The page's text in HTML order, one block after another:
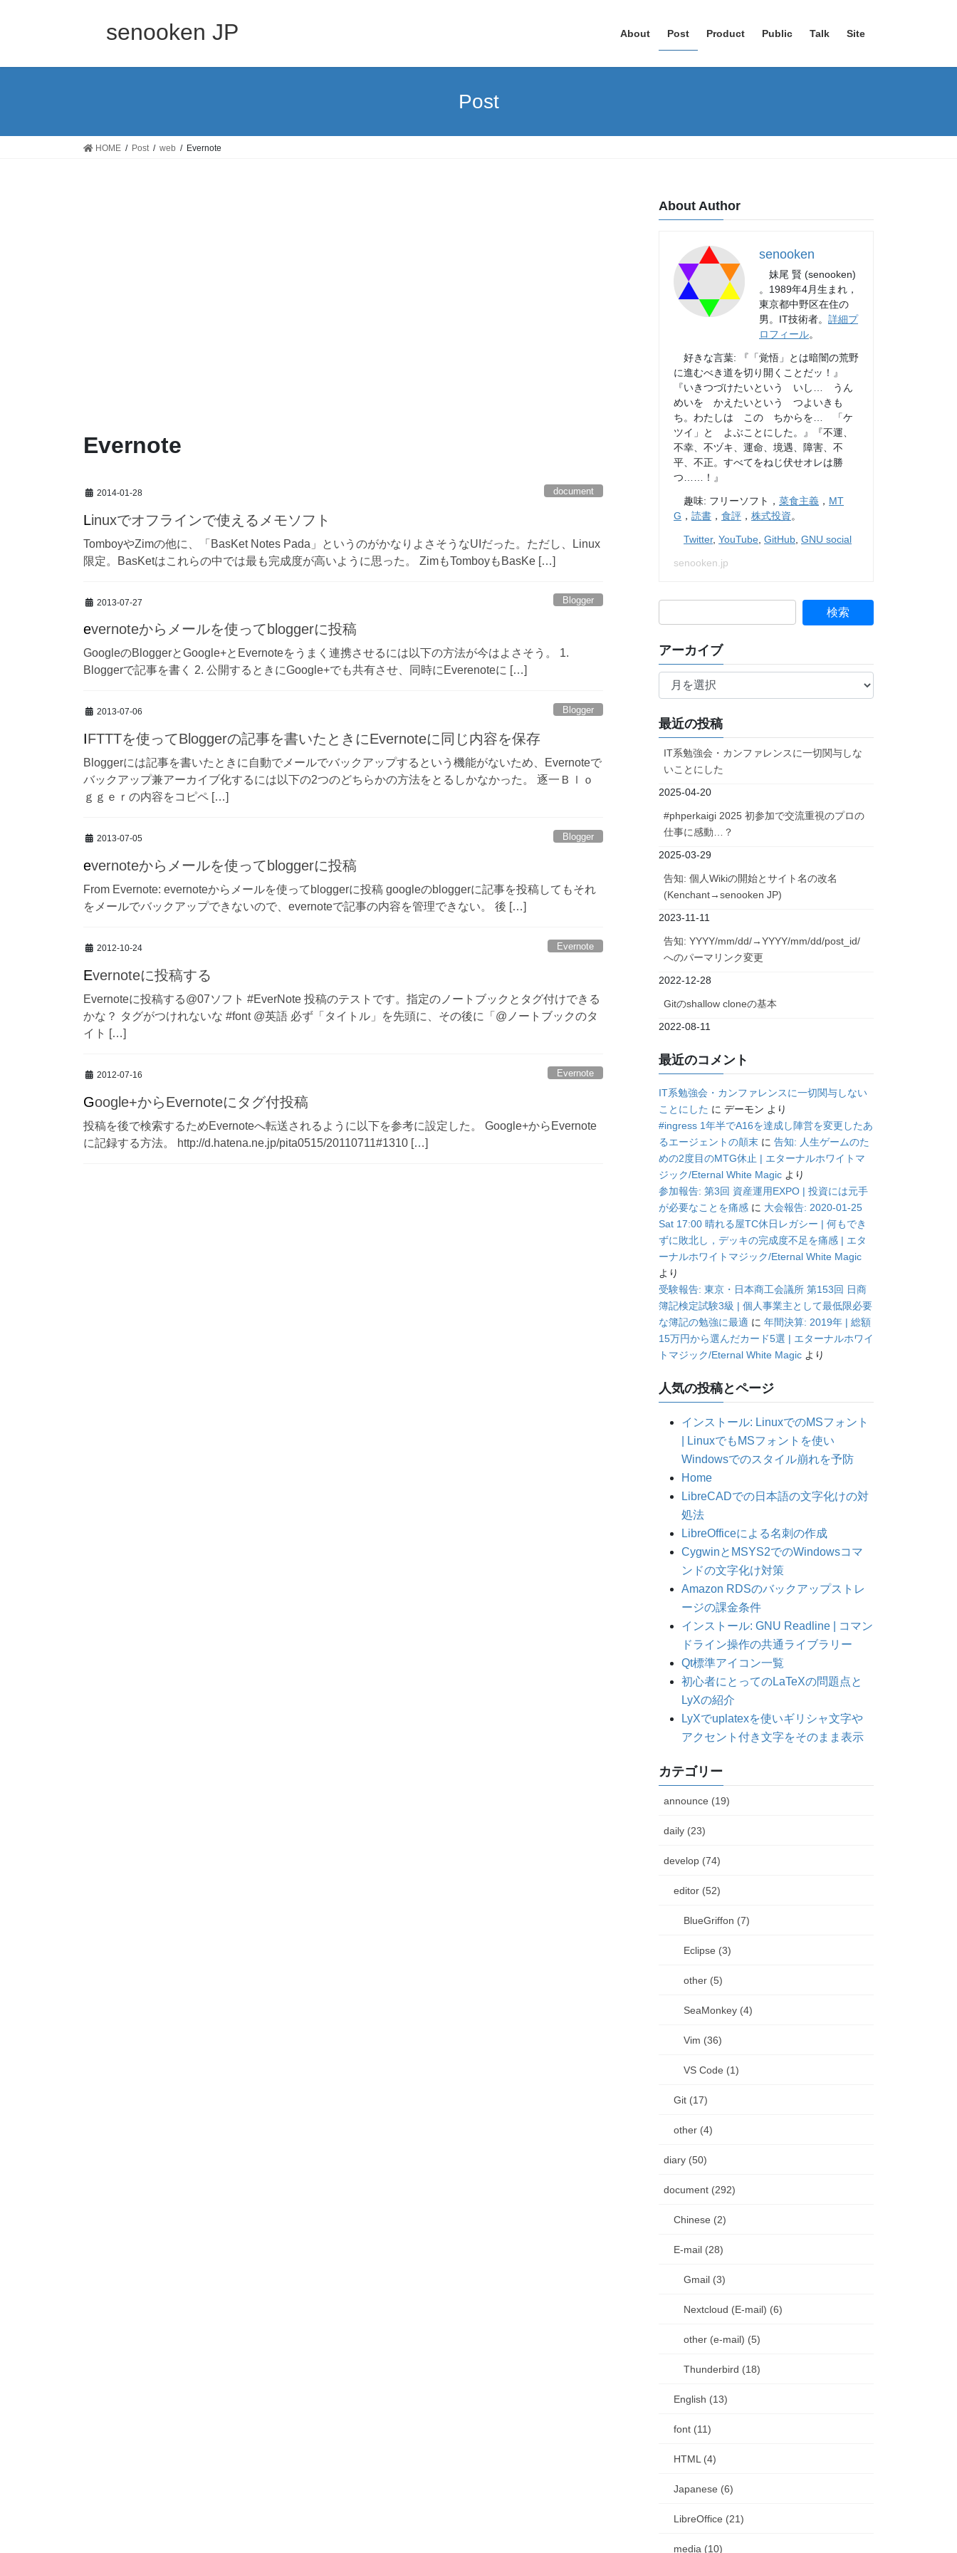
senooken JP About Post Product Public Talk Site
Post
HOME Post web Evernote
Evernote
2014-01-28 document
Linuxでオフラインで使えるメモソフト
TomboyやZimの他に、「BasKet Notes Pada」というのがかなりよさそうなUIだった。ただし、Linux
限定。BasKetはこれらの中では最も完成度が高いように思った。 ZimもTomboyもBasKe […]
2013-07-27 Blogger
evernoteからメールを使ってbloggerに投稿
GoogleのBloggerとGoogle+とEvernoteをうまく連携させるには以下の方法が今はよさそう。 1.
Bloggerで記事を書く 2. 公開するときにGoogle+でも共有させ、同時にEverenoteに […]
2013-07-06 Blogger
IFTTTを使ってBloggerの記事を書いたときにEvernoteに同じ内容を保存
Bloggerには記事を書いたときに自動でメールでバックアップするという機能がないため、Evernoteで
バックアップ兼アーカイブ化するには以下の2つのどちらかの方法をとるしかなかった。 逐一Ｂｌｏ
ｇｇｅｒの内容をコピペ […]
2013-07-05 Blogger
evernoteからメールを使ってbloggerに投稿
From Evernote: evernoteからメールを使ってbloggerに投稿 googleのbloggerに記事を投稿してもそれ
をメールでバックアップできないので、evernoteで記事の内容を管理できない。 後 […]
2012-10-24 Evernote
Evernoteに投稿する
Evernoteに投稿する@07ソフト #EverNote 投稿のテストです。指定のノートブックとタグ付けできる
かな？ タグがつけれないな #font @英語 必ず「タイトル」を先頭に、その後に「@ノートブックのタ
イト […]
2012-07-16 Evernote
Google+からEvernoteにタグ付投稿
投稿を後で検索するためEvernoteへ転送されるように以下を参考に設定した。 Google+からEvernote
に記録する方法。 http://d.hatena.ne.jp/pita0515/20110711#1310 […]
About Author
senooken
妹尾 賢 (senooken)
。1989年4月生まれ，
東京都中野区在住の
男。IT技術者。詳細プ
ロフィール。
好きな言葉: 『「覚悟」とは暗闇の荒野
に進むべき道を切り開くことだッ！』
『いきつづけたいという いし… うん
めいを かえたいという つよいきも
ち。わたしは この ちからを… 「ケ
ツイ」と よぶことにした。』『不運、
不幸、不ヅキ、運命、境遇、障害、不
平、不正。すべてをねじ伏せオレは勝
つ……！』
趣味: フリーソフト，菜食主義 ， MT
G ，読書 ，食評 ，株式投資。
Twitter,YouTube ,GitHub ,GNU social
senooken.jp
アーカイブ
ア
イ
ブ
最近の投稿
IT系勉強会・カンファレンスに一切関与しな
いことにした
2025-04-20
#phperkaigi 2025 初参加で交流重視のプロの
仕事に感動…？
2025-03-29
告知: 個人Wikiの開始とサイト名の改名
(Kenchant→senooken JP)
2023-11-11
告知: YYYY/mm/dd/→YYYY/mm/dd/post_id/
へのパーマリンク変更
2022-12-28
Gitのshallow cloneの基本
2022-08-11
最近のコメント
IT系勉強会・カンファレンスに一切関与しない
ことにした にデーモン より
#ingress 1年半でA16を達成し陣営を変更したあ
るエージェントの顛末 に告知: 人生ゲームのた
めの2度目のMTG休止 | エターナルホワイトマ
ジック/Eternal White Magic より
参加報告: 第3回 資産運用EXPO | 投資には元手
が必要なことを痛感 に 大会報告: 2020-01-25
Sat 17:00 晴れる屋TC休日レガシー | 何もでき
ずに敗北し，デッキの完成度不足を痛感 | エタ
ーナルホワイトマジック/Eternal White Magic
より
受験報告: 東京・日本商工会議所 第153回 日商
簿記検定試験3級 | 個人事業主として最低限必要
な簿記の勉強に最適 に年間決算: 2019年 | 総額
15万円から選んだカード5選 | エターナルホワイ
トマジック/Eternal White Magic より
人気の投稿とページ
インストール: LinuxでのMSフォント
| LinuxでもMSフォントを使い
Windowsでのスタイル崩れを予防
Home
LibreCADでの日本語の文字化けの対
処法
LibreOfficeによる名刺の作成
CygwinとMSYS2でのWindowsコマ
ンドの文字化け対策
Amazon RDSのバックアップストレ
ージの課金条件
インストール: GNU Readline | コマン
ドライン操作の共通ライブラリー
Qt標準アイコン一覧
初心者にとってのLaTeXの問題点と
LyXの紹介
LyXでuplatexを使いギリシャ文字や
アクセント付き文字をそのまま表示
カテゴリー
announce (19)
daily (23)
develop (74)
editor (52)
BlueGriffon (7)
Eclipse (3)
other (5)
SeaMonkey (4)
Vim (36)
VS Code (1)
Git (17)
other (4)
diary (50)
document (292)
Chinese (2)
E-mail (28)
Gmail (3)
Nextcloud (E-mail) (6)
other (e-mail) (5)
Thunderbird (18)
English (13)
font (11)
HTML (4)
Japanese (6)
LibreOffice (21)
media (10)